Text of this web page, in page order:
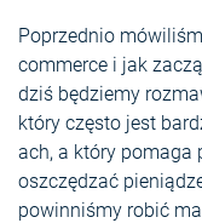
Poprzednio
commerce i jak
dziś będziemy
który często jest
ach, a który pomaga
oszczędzać
powinniśmy robić